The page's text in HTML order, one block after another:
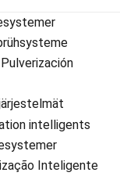
intelligents
Inteligente